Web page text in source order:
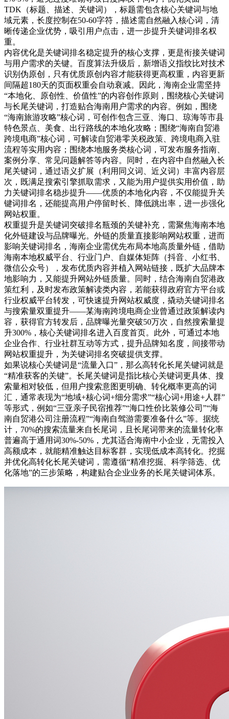
TDK（标题、描述、关键词），标题需包含核心关键词与地
域元素，长度控制在50-60字符，描述需自然融入核心词，清
晰传递企业优势，吸引用户点击，进一步提升关键词排名权
重。
内容优化是关键词排名稳定提升的核心支撑，更是衔接关键词
与用户需求的关键。百度算法升级后，新增语义指纹比对技术
识别伪原创，只有优质原创内容才能获得更高权重，内容更新
间隔超180天的页面权重会自动衰减。因此，海南企业需坚持
“本地化、原创性、价值性”的内容创作原则，围绕核心关键词
与长尾关键词，打造贴合海南用户需求的内容。例如，围绕
“海南旅游攻略”核心词，可创作包含三亚、海口、琼海等市县
特色景点、美食、出行路线的本地化攻略；围绕“海南自贸港
跨境电商”核心词，可解读自贸港零关税政策、跨境电商入驻
流程等实用内容；围绕本地服务类核心词，可发布服务指南、
案例分享、常见问题解答等内容。同时，在内容中自然融入长
尾关键词，通过语义扩展（利用同义词、近义词）丰富内容层
次，既满足搜索引擎抓取需求，又能为用户提供实用价值，助
力关键词排名稳步提升——优质的本地化内容，不仅能提升关
键词排名，还能提高用户停留时长、降低跳出率，进一步强化
网站权重。
权重提升是关键词突破排名瓶颈的关键补充，需聚焦海南本地
化外链建设与品牌曝光。外链的质量直接影响网站权重，进而
影响关键词排名，海南企业需优先布局本地高质量外链，借助
海南本地权威平台、行业门户、自媒体矩阵（抖音、小红书、
微信公众号），发布优质内容并植入网站链接，既扩大品牌本
地影响力，又能提升网站外链质量。同时，结合海南自贸港政
策红利，及时发布政策解读类内容，若能获得政府官方平台或
行业权威平台转发，可快速提升网站权威度，撬动关键词排名
与搜索量双重提升——某海南跨境电商企业曾通过政策解读内
容，获得官方转发后，品牌曝光量突破50万次，自然搜索量提
升300%，核心关键词排名进入百度首页。此外，可通过本地
企业合作、行业社群互动等方式，提升品牌知名度，间接带动
网站权重提升，为关键词排名突破提供支撑。
如果说核心关键词是“流量入口”，那么高转化长尾关键词就是
“精准获客的关键”。长尾关键词是指比核心关键词更具体、搜
索量相对较低，但用户搜索意图更明确、转化概率更高的词
汇，通常表现为“地域+核心词+细分需求”“核心词+用途+人群”
等形式，例如“三亚亲子民宿推荐”“海口性价比装修公司”“海
南自贸港公司注册流程”“海南自驾游需要准备什么”等。据统
计，70%的搜索流量来自长尾词，且长尾词带来的流量转化率
普遍高于通用词30%-50%，尤其适合海南中小企业，无需投入
高额成本，就能精准触达目标客群，实现低成本高转化。挖掘
并优化高转化长尾关键词，需遵循“精准挖掘、科学筛选、优
化落地”的三步策略，构建贴合企业业务的长尾关键词体系。